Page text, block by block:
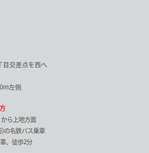
目交差点を西へ
左側
ら上地方面
の名鉄バス乗車
、徒歩2分